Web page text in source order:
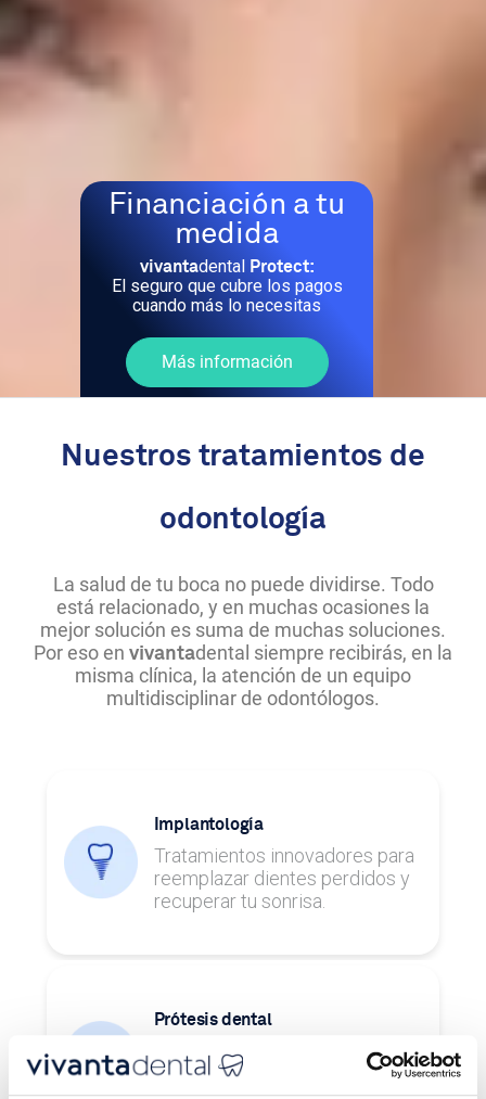
Financiación a tu
medida
vivantadental Protect:
El seguro que cubre los pagos
cuando más lo necesitas
Más información
Nuestros tratamientos de
odontología
La salud de tu boca no puede dividirse. Todo
está relacionado, y en muchas ocasiones la
mejor solución es suma de muchas soluciones.
Por eso en vivantadental siempre recibirás, en la
misma clínica, la atención de un equipo
multidisciplinar de odontólogos.
Implantología
Tratamientos innovadores para
reemplazar dientes perdidos y
recuperar tu sonrisa.
Prótesis dental
Tratamientos para restaurar uno
o varios dientes y recuperar la